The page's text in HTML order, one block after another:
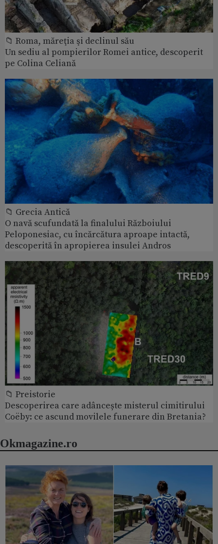
📁 Roma, măreţia şi declinul său
Un sediu al pompierilor Romei antice, descoperit
pe Colina Celiană
📁 Grecia Antică
O navă scufundată la finalului Războiului
Peloponesiac, cu încărcătura aproape intactă,
descoperită în apropierea insulei Andros
📁 Preistorie
Descoperirea care adâncește misterul cimitirului
Coëby: ce ascund movilele funerare din Bretania?
Okmagazine.ro